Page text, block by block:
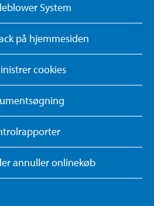
System
på hjemmesiden
cookies
annuller onlinekøb